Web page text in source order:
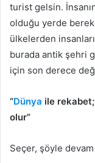
turist gelsin.
olduğu yerde
ülkelerden
burada antik şehri
için son derece
“Dünya ile
olur”
Seçer, şöyle